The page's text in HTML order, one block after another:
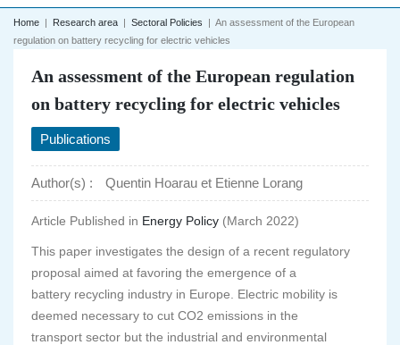
Home | Research area | Sectoral Policies | An assessment of the European
regulation on battery recycling for electric vehicles
An assessment of the European regulation
on battery recycling for electric vehicles
Publications
Author(s) : Quentin Hoarau et Etienne Lorang
Article Published in Energy Policy (March 2022)
This paper investigates the design of a recent regulatory
proposal aimed at favoring the emergence of a
battery recycling industry in Europe. Electric mobility is
deemed necessary to cut CO2 emissions in the
transport sector but the industrial and environmental